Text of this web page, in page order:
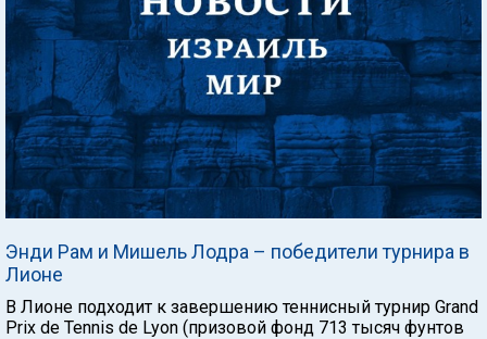
Энди Рам и Мишель Лодра – победители турнира в
Лионе
В Лионе подходит к завершению теннисный турнир Grand
Prix de Tennis de Lyon (призовой фонд 713 тысяч фунтов